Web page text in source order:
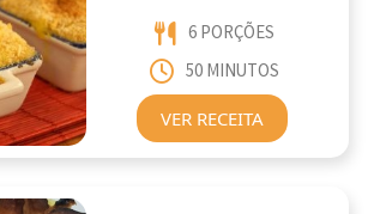
6 PORÇÕES
50 MINUTOS
VER RECEITA